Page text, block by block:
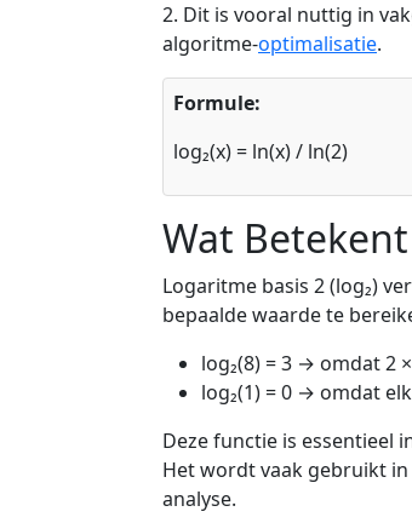
2. Dit is vooral nuttig in
algoritme-optimalisatie.
Formule:
log₂(x) = ln(x) / ln(2)
Wat
Logaritme basis 2 (log₂)
bepaalde waarde te
log₂(8) = 3 → omdat 2
log₂(1) = 0 → omdat
Deze functie is essentieel
Het wordt vaak gebruikt
analyse.